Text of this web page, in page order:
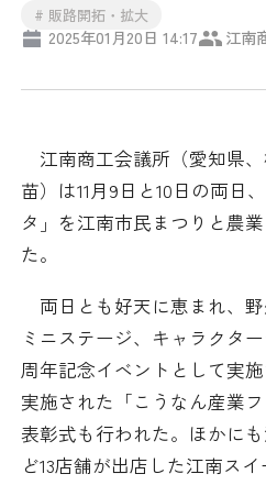
融資制度・補助
ビジネス交流
情報提供・広
その他サービ
会頭コメント
調査・研究
組織概要
日商のあゆみ
委員会・専門
青年部・女性
# 販路開拓・拡大
2025年01月20日 14:17 江南
江南商工会議所（愛知県
苗）は11月9日と10日の両日
タ」を江南市民まつりと農
た。
両日とも好天に恵まれ、
ミニステージ、キャラクタ
周年記念イベントとして実
実施された「こうなん産業
表彰式も行われた。ほかに
ど13店舗が出店した江南ス